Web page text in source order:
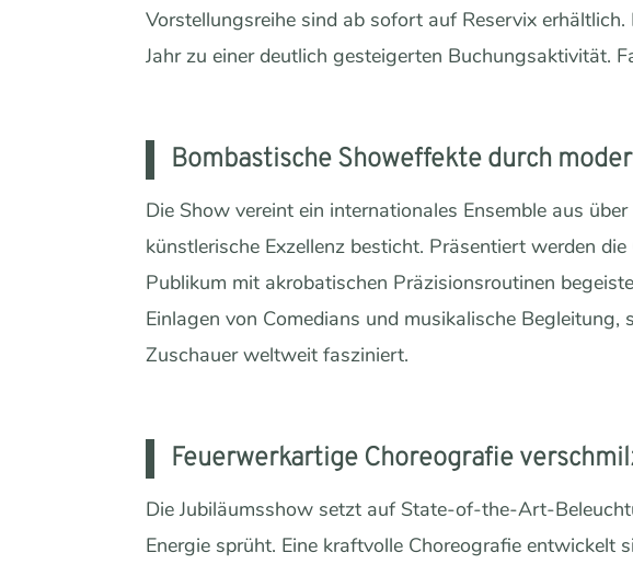
Vorstellungsreihe sind ab sofort auf Reservix
Jahr zu einer deutlich gesteigerten Buchungsaktivität.
Bombastische Showeffekte durch
Die Show vereint ein internationales Ensemble aus
künstlerische Exzellenz besticht. Präsentiert werden
Publikum mit akrobatischen Präzisionsroutinen
Einlagen von Comedians und musikalische
Zuschauer weltweit fasziniert.
Feuerwerkartige Choreografie
Die Jubiläumsshow setzt auf State-of-the-Art-
Energie sprüht. Eine kraftvolle Choreografie